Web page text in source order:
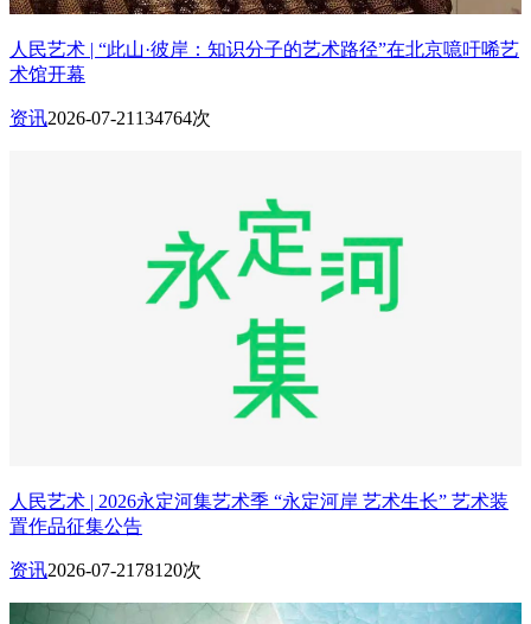
人民艺术 | “此山·彼岸：知识分子的艺术路径”在北京噫吁唏艺
术馆开幕
资讯2026-07-21 134764次
人民艺术 | 2026永定河集艺术季 “永定河岸 艺术生长” 艺术装
置作品征集公告
资讯2026-07-21 78120次